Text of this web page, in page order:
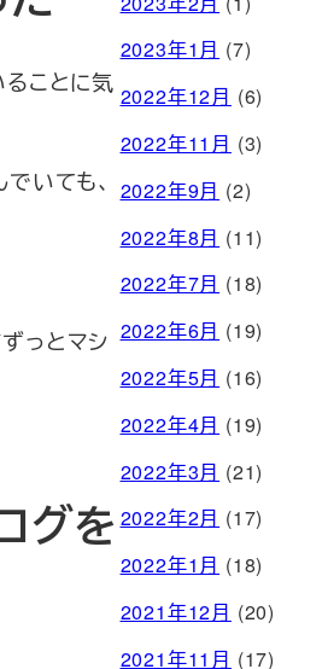
ことに気
いても、
っとマシ
グを
2023年1月 (7)
2022年12月 (6)
2022年11月 (3)
2022年9月 (2)
2022年8月 (11)
2022年7月 (18)
2022年6月 (19)
2022年5月 (16)
2022年4月 (19)
2022年3月 (21)
2022年2月 (17)
2022年1月 (18)
2021年12月 (20)
2021年11月 (17)